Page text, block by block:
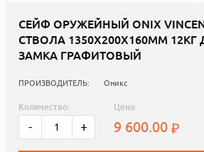
СЕЙФ ОРУЖЕЙНЫЙ ONIX
СТВОЛА 1350Х200Х160ММ
ЗАМКА ГРАФИТОВЫЙ
ПРОИЗВОДИТЕЛЬ: Оникс
Количество:
- +
Цена:
9 600.00